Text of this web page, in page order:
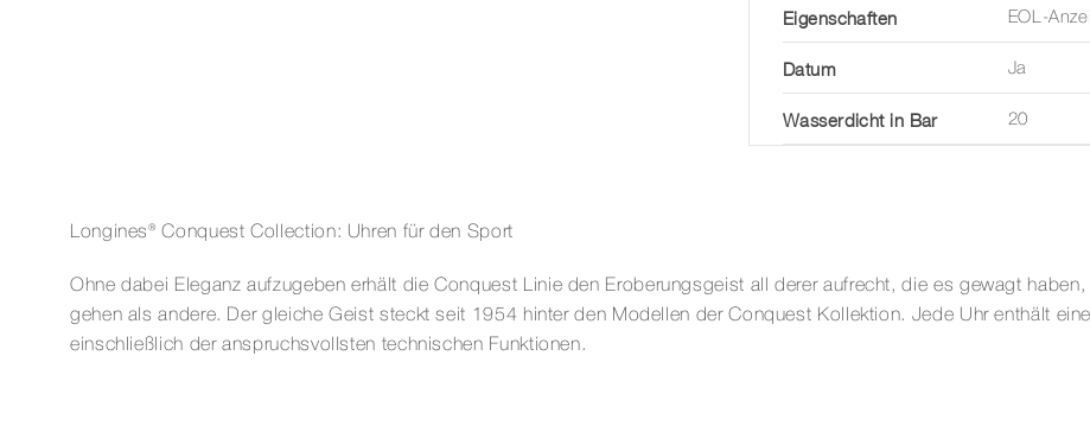
Eigenschaften EOL-
Datum Ja
Wasserdicht in Bar 20
Longines® Conquest Collection: Uhren für den Sport
Ohne dabei Eleganz aufzugeben erhält die Conquest Linie den Eroberungsgeist all derer aufrecht, die es gewagt
gehen als andere. Der gleiche Geist steckt seit 1954 hinter den Modellen der Conquest Kollektion. Jede Uhr enthält
einschließlich der anspruchsvollsten technischen Funktionen.